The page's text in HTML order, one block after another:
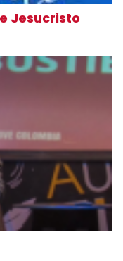
Jesucristo